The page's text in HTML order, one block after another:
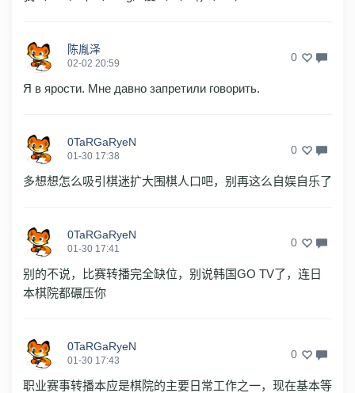
陈胤泽
02-02 20:59 0
Я в ярости. Мне давно запретили говорить.
0TaRGaRyeN
01-30 17:38 0
多想想怎么吸引棋迷扩大围棋人口吧，别再这么自娱自乐了
0TaRGaRyeN
01-30 17:41 0
别的不说，比赛转播完全缺位，别说韩国GO TV了，连日
本棋院都碾压你
0TaRGaRyeN
01-30 17:43 0
职业赛事转播本应是棋院的主要日常工作之一，现在基本等